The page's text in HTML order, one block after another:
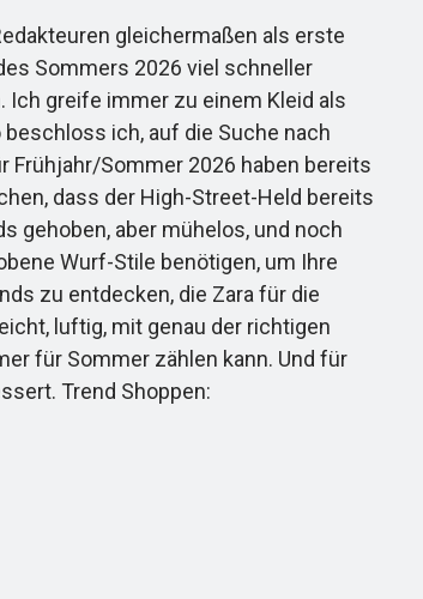
gleichermaßen als erste
Sommers 2026 viel schneller
greife immer zu einem Kleid als
ich, auf die Suche nach
Frühjahr/Sommer 2026 haben bereits
dass der High-Street-Held bereits
gehoben, aber mühelos, und noch
Wurf-Stile benötigen, um Ihre
zu entdecken, die Zara für die
luftig, mit genau der richtigen
für Sommer zählen kann. Und für
Trend Shoppen: